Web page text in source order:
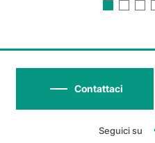
Seguici su
Contattaci